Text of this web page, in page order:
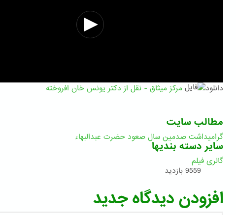
دانلود مرکز میثاق - نقل از دکتر یونس خان افروخته
مطالب سایت
گرامیداشت صدمین سال صعود حضرت عبدالبهاء
سایر دسته بندیها
گالری فیلم
9559 بازدید
افزودن دیدگاه جدید